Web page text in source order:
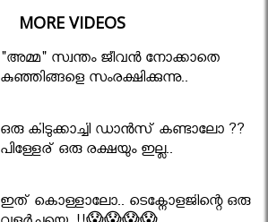
MORE VIDEOS
"അമ്മ" സ്വന്തം ജീവൻ നോക്കാതെ
കുഞ്ഞിങ്ങളെ സംരക്ഷിക്കുന്നു..
ഒരു കിടുക്കാച്ചി ഡാൻസ് കണ്ടാലോ ??
പിള്ളേര് ഒരു രക്ഷയും ഇല്ല..
ഇത് കൊള്ളാലോ.. ടെക്നോളജിന്റെ ഒരു